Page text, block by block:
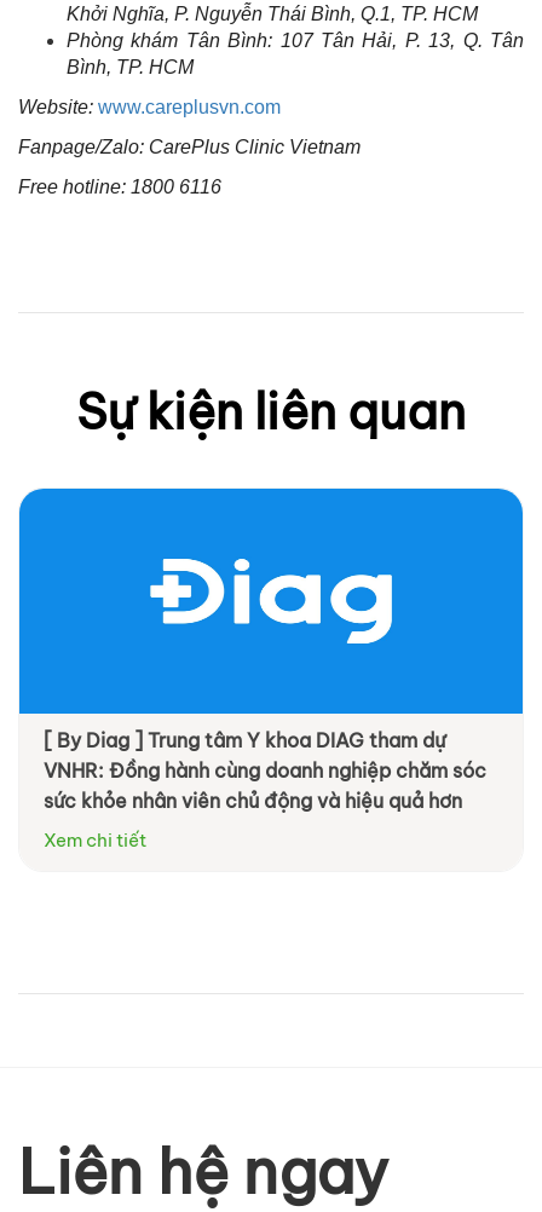
Khởi Nghĩa, P. Nguyễn Thái Bình, Q.1, TP. HCM
Phòng khám Tân Bình: 107 Tân Hải, P. 13, Q. Tân
Bình, TP. HCM
Website: www.careplusvn.com
Fanpage/Zalo: CarePlus Clinic Vietnam
Free hotline: 1800 6116
Sự kiện liên quan
[ By Diag ] Trung tâm Y khoa DIAG tham dự
VNHR: Đồng hành cùng doanh nghiệp chăm sóc
sức khỏe nhân viên chủ động và hiệu quả hơn
Xem chi tiết
Liên hệ ngay